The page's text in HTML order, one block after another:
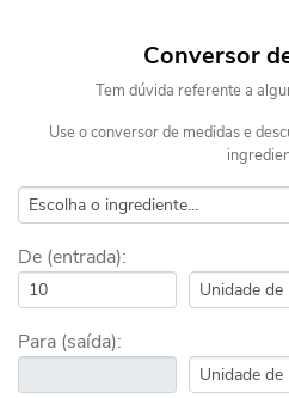
Conversor
Tem dúvida referente a
Use o conversor de medidas e
De (entrada):
Para (saída):